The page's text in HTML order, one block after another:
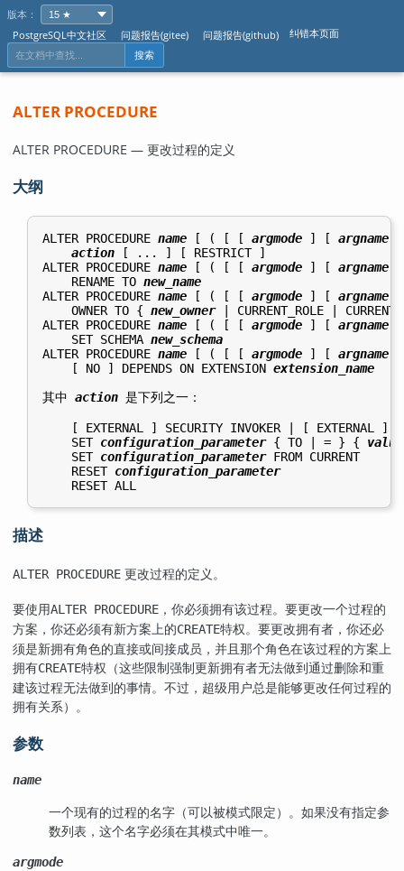
版本：
PostgreSQL中文社区
问题报告(gitee) 问题报告(github) 纠错本页面
搜索
ALTER PROCEDURE
ALTER PROCEDURE — 更改过程的定义
大纲
ALTER PROCEDURE name [ ( [ [ argmode ] [ argname
action [ ... ] [ RESTRICT ]
ALTER PROCEDURE name [ ( [ [ argmode ] [ argname
    RENAME TO
new_name
ALTER PROCEDURE name [ ( [ [ argmode ] [ argname
    OWNER TO {
new_owner | CURRENT_ROLE |
ALTER PROCEDURE name [ ( [ [ argmode ] [ argname
    SET SCHEMA
new_schema
ALTER PROCEDURE name [ ( [ [ argmode ] [ argname
    [ NO ] DEPENDS ON EXTENSION
extension_name
其中 action 是下列之一：
[ EXTERNAL ] SECURITY INVOKER | [ EXTERNAL ]
    SET
configuration_parameter { TO | = } { value
    SET
configuration_parameter FROM CURRENT
    RESET
configuration_parameter
描述
ALTER PROCEDURE 更改过程的定义。
要使用ALTER PROCEDURE ，你必须拥有该过程。要更改一个过程的
方案，你还必须有新方案上的CREATE特权。要更改拥有者，你还必
须是新拥有角色的直接或间接成员，并且那个角色在该过程的方案上
拥有CREATE特权（这些限制强制更新拥有者无法做到通过删除和重
建该过程无法做到的事情。不过，超级用户总是能够更改任何过程的
拥有关系）。
参数
name
一个现有的过程的名字（可以被模式限定）。如果没有指定参
数列表，这个名字必须在其模式中唯一。
argmode